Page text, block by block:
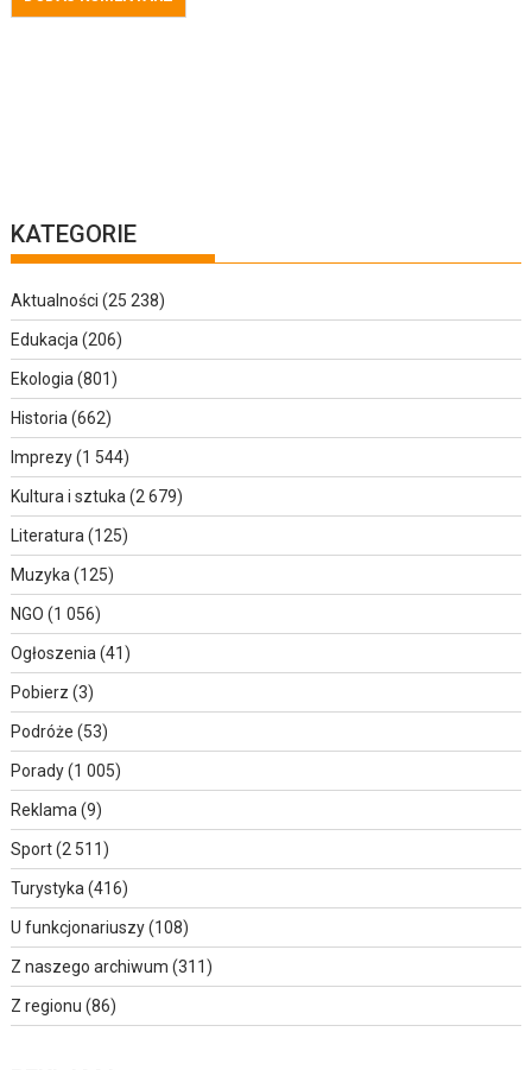
KATEGORIE
Aktualności (25 238)
Edukacja (206)
Ekologia (801)
Historia (662)
Imprezy(1 544)
Kultura i sztuka (2 679)
Literatura (125)
Muzyka (125)
NGO (1 056)
Ogłoszenia (41)
Pobierz (3)
Podróże (53)
Porady(1 005)
Reklama (9)
Sport(2 511)
Turystyka (416)
U funkcjonariuszy(108)
Z naszego archiwum (311)
Z regionu (86)